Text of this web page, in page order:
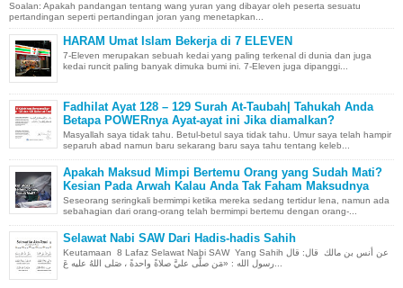
Soalan: Apakah pandangan tentang wang yuran yang dibayar oleh peserta sesuatu
pertandingan seperti pertandingan joran yang menetapkan...
HARAM Umat Islam Bekerja di 7 ELEVEN
7-Eleven merupakan sebuah kedai yang paling terkenal di dunia dan juga
kedai runcit paling banyak dimuka bumi ini. 7-Eleven juga dipanggi...
Fadhilat Ayat 128 – 129 Surah At-Taubah| Tahukah Anda
Betapa POWERnya Ayat-ayat ini Jika diamalkan?
Masyallah saya tidak tahu. Betul-betul saya tidak tahu. Umur saya telah hampir
separuh abad namun baru sekarang baru saya tahu tentang keleb...
Apakah Maksud Mimpi Bertemu Orang yang Sudah Mati?
Kesian Pada Arwah Kalau Anda Tak Faham Maksudnya
Seseorang seringkali bermimpi ketika mereka sedang tertidur lena, namun ada
sebahagian dari orang-orang telah bermimpi bertemu dengan orang-...
Selawat Nabi SAW Dari Hadis-hadis Sahih
Keutamaan 8 Lafaz Selawat Nabi SAW Yang Sahih عن أنس بن مالك قال: قال